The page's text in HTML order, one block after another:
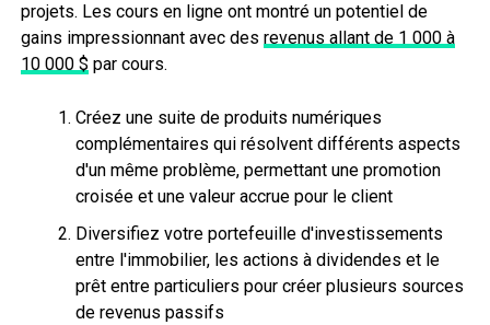
projets. Les cours en ligne ont montré un potentiel de
gains impressionnant avec des revenus allant de 1 000 à
10 000 $ par cours.
Créez une suite de produits numériques
complémentaires qui résolvent différents aspects
d'un même problème, permettant une promotion
croisée et une valeur accrue pour le client
Diversifiez votre portefeuille d'investissements
entre l'immobilier, les actions à dividendes et le
prêt entre particuliers pour créer plusieurs sources
de revenus passifs